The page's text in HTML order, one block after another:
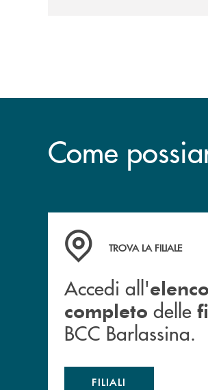
Come
Accedi all' elenco
TROVA LA FILIALE
Accedi all'elenco
completo delle
BCC Barlassina.
FILIALI